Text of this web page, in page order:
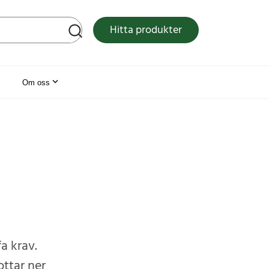
Hitta produkter
Om oss
krav.